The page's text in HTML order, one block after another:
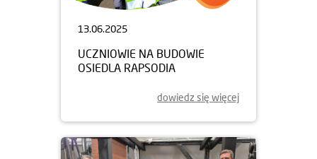
13.06.2025
UCZNIOWIE NA BUDOWIE
OSIEDLA RAPSODIA
dowiedz się więcej